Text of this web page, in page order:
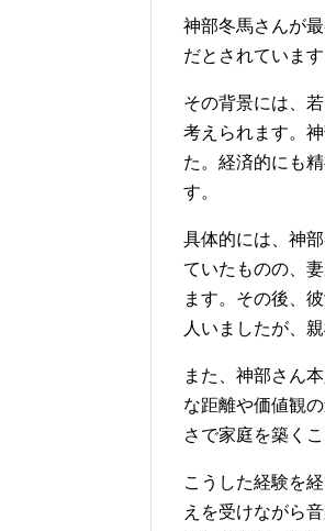
神部冬馬さんが
だとされています
その背景には、
考えられます。
た。経済的にも
す。
具体的には、神
ていたものの、
ます。その後、
人いましたが、
また、神部さん
な距離や価値観
さで家庭を築く
こうした経験を
えを受けながら